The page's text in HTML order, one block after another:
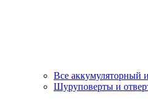
Все аккумуляторный
Шуруповерты и